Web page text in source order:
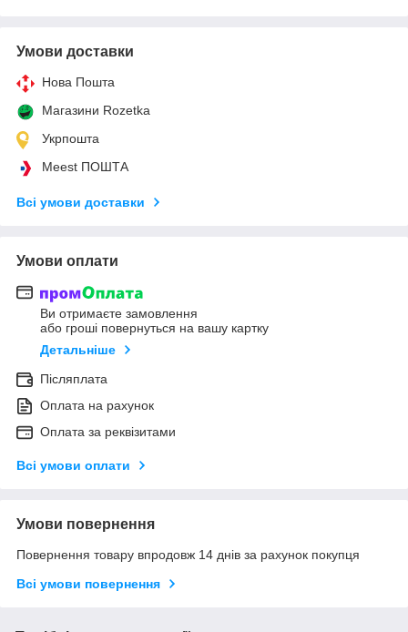
Умови доставки
Нова Пошта
Магазини Rozetka
Укрпошта
Meest ПОШТА
Всі умови доставки
Умови оплати
Ви отримаєте замовлення
або гроші повернуться на вашу картку
Детальніше
Післяплата
Оплата на рахунок
Оплата за реквізитами
Всі умови оплати
Умови повернення
Повернення товару впродовж 14 днів за рахунок покупця
Всі умови повернення